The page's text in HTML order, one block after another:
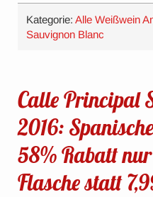
Kategorie:Alle Weißwein
Sauvignon Blanc
Calle Principal
2016:
58% Rabatt
Flasche statt